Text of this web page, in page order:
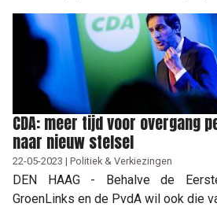
CDA: meer tijd voor overgang
naar nieuw stelsel
22-05-2023 | Politiek & Verkiezingen
DEN HAAG - Behalve de
GroenLinks en de PvdA wil ook die